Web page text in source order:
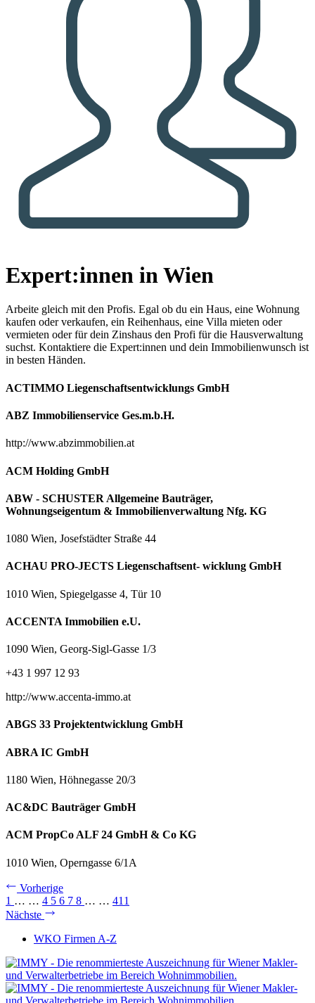
Expert:innen in Wien
Arbeite gleich mit den Profis. Egal ob du ein Haus, eine Wohnung
kaufen oder verkaufen, ein Reihenhaus, eine Villa mieten oder
vermieten oder für dein Zinshaus den Profi für die Hausverwaltung
suchst. Kontaktiere die Expert:innen und dein Immobilienwunsch ist
in besten Händen.
ACTIMMO Liegenschaftsentwicklungs GmbH
ABZ Immobilienservice Ges.m.b.H.
http://www.abzimmobilien.at
ACM Holding GmbH
ABW - SCHUSTER Allgemeine Bauträger,
Wohnungseigentum & Immobilienverwaltung Nfg. KG
1080 Wien, Josefstädter Straße 44
ACHAU PRO-JECTS Liegenschaftsent- wicklung GmbH
1010 Wien, Spiegelgasse 4, Tür 10
ACCENTA Immobilien e.U.
1090 Wien, Georg-Sigl-Gasse 1/3
+43 1 997 12 93
http://www.accenta-immo.at
ABGS 33 Projektentwicklung GmbH
ABRA IC GmbH
1180 Wien, Höhnegasse 20/3
AC&DC Bauträger GmbH
ACM PropCo ALF 24 GmbH & Co KG
1010 Wien, Operngasse 6/1A
Vorherige
1 … … 4 5 6 7 8 … … 411
Nächste
WKO Firmen A-Z